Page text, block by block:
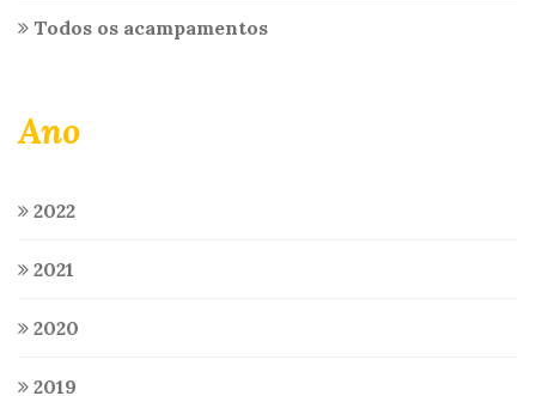
Todos os acampamentos
Ano
2022
2021
2020
2019